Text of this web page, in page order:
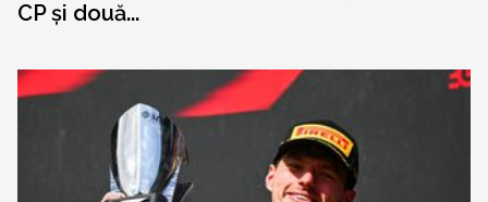
CP și două...